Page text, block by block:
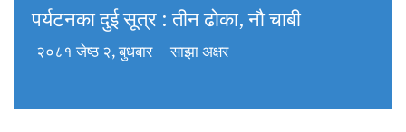
पर्यटनका दुई सूत्र : तीन ढोका, नौ चाबी
२०८१ जेष्ठ २, बुधबार साझा अक्षर